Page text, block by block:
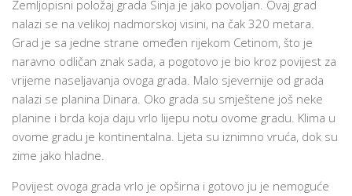
Zemljopisni položaj grada Sinja je jako povoljan. Ovaj grad
nalazi se na velikoj nadmorskoj visini, na čak 320 metara.
Grad je sa jedne strane omeđen rijekom Cetinom, što je
naravno odličan znak sada, a pogotovo je bio kroz povijest za
vrijeme naseljavanja ovoga grada. Malo sjevernije od grada
nalazi se planina Dinara. Oko grada su smještene još neke
planine i brda koja daju vrlo lijepu notu ovome gradu. Klima u
ovome gradu je kontinentalna. Ljeta su iznimno vruća, dok su
zime jako hladne.
Povijest ovoga grada vrlo je opširna i gotovo ju je nemoguće